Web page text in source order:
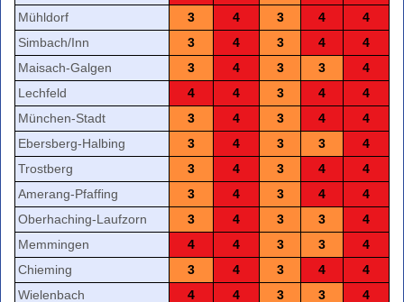
Mühldorf 3 4 3 4
4
Simbach/Inn
3 4 3 4
4
Maisach-Galgen
3 4 3 3
4
Lechfeld
4 4 3 4
4
München-Stadt
3 4 3 4
4
Ebersberg-Halbing
3 4 3 3
4
Trostberg
3 4 3 4
4
Amerang-Pfaffing
3 4 3 4
4
Oberhaching-Laufzorn
3 4 3 3
4
Memmingen
4 4 3 3
4
Chieming
3 4 3 4
4
Wielenbach
4 4 3 3
4